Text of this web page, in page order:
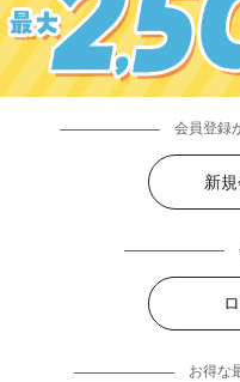
会員登録
新
お得な